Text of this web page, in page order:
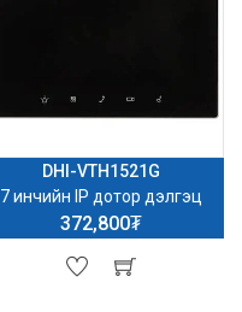
DHI-VTH1521G
7 инчийн IP дотор дэлгэц
372,800₮